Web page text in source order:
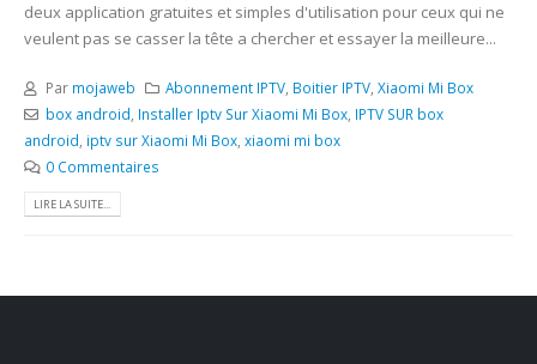
deux application gratuites et simples d'utilisation pour ceux qui ne
veulent pas se casser la tête a chercher et essayer la meilleure...
Par mojaweb Abonnement IPTV Boitier IPTV ,Xiaomi Mi Box
box android Installer Iptv Sur Xiaomi Mi Box, IPTV SUR box
android iptv sur Xiaomi Mi Box xiaomi mi box
0 Commentaires
LIRE LA SUITE...